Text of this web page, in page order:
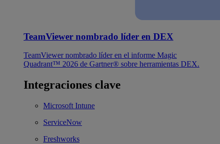
TeamViewer nombrado líder en DEX
TeamViewer nombrado líder en el informe Magic
Quadrant™ 2026 de Gartner® sobre herramientas DEX.
Integraciones clave
Microsoft Intune
ServiceNow
Freshworks